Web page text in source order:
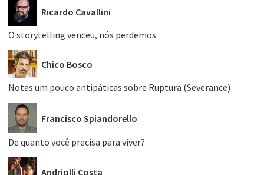
Ricardo Cavallini
O storytelling venceu, nós perdemos
Chico Bosco
Notas um pouco antipáticas sobre Ruptura (Severance)
Francisco Spiandorello
De quanto você precisa para viver?
Andriolli Costa